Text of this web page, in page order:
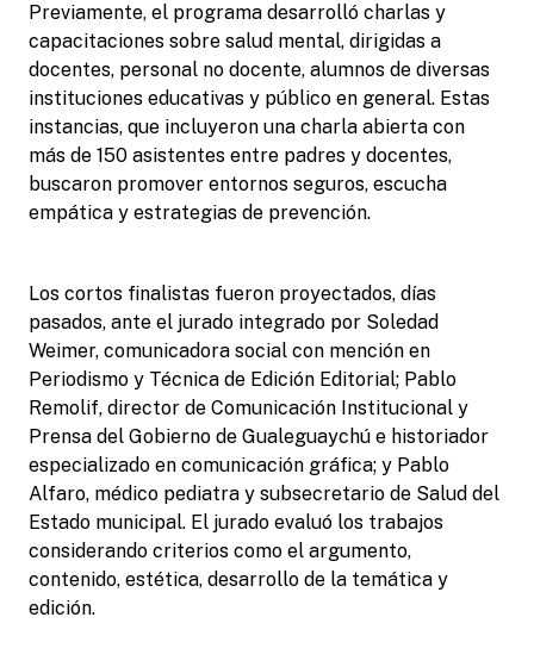
Previamente, el programa desarrolló charlas y
capacitaciones sobre salud mental, dirigidas a
docentes, personal no docente, alumnos de diversas
instituciones educativas y público en general. Estas
instancias, que incluyeron una charla abierta con
más de 150 asistentes entre padres y docentes,
buscaron promover entornos seguros, escucha
empática y estrategias de prevención.
Los cortos finalistas fueron proyectados, días
pasados, ante el jurado integrado por Soledad
Weimer, comunicadora social con mención en
Periodismo y Técnica de Edición Editorial; Pablo
Remolif, director de Comunicación Institucional y
Prensa del Gobierno de Gualeguaychú e historiador
especializado en comunicación gráfica; y Pablo
Alfaro, médico pediatra y subsecretario de Salud del
Estado municipal. El jurado evaluó los trabajos
considerando criterios como el argumento,
contenido, estética, desarrollo de la temática y
edición.